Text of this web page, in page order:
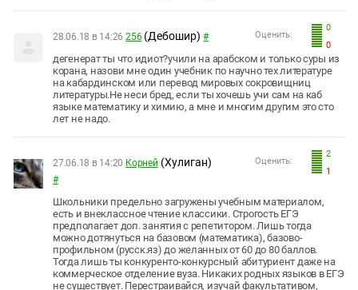
0
0
Оценить:
28.06.18 в 14:26 256 (Дебошир) #
дегенерат ты что идиот?учили на арабском и только суры из
корана, назови мне один учебник по научно тех литературе
на кабардинском или перевод мировых сокровищниц
литературы.Не неси бред, если ты хочешь учи сам на каб
языке математику и химию, а мне и многим другим это сто
лет не надо.
2
1
Оценить:
27.06.18 в 14:20 Корней (Хулиган)
#
Школьники предельно загружены учебным материалом,
есть и внеклассное чтение классики. Строгость ЕГЭ
предполагает доп. занятия с репетитором. Лишь тогда
можно дотянуться на базовом (математика), базово-
профильном (русск.яз) до желанных от 60 до 80 баллов.
Тогда лишь ты конкуренто-конкурсный абитуриент даже на
коммерческое отделение вуза. Никаких родных языков в ЕГЭ
не существует. Перестраивайся, изучай факультативом,